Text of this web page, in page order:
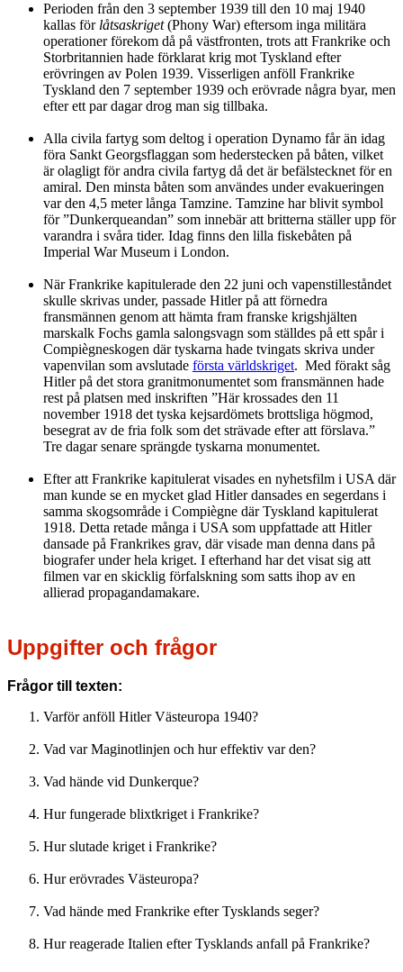
Perioden från den 3 september 1939 till den 10 maj 1940
kallas för låtsaskriget(Phony War) eftersom inga militära
operationer förekom då på västfronten, trots att Frankrike och
Storbritannien hade förklarat krig mot Tyskland efter
erövringen av Polen 1939. Visserligen anföll Frankrike
Tyskland den 7 september 1939 och erövrade några byar, men
efter ett par dagar drog man sig tillbaka.
Alla civila fartyg som deltog i operation Dynamo får än idag
föra Sankt Georgsflaggan som hederstecken på båten, vilket
är olagligt för andra civila fartyg då det är befälstecknet för en
amiral. Den minsta båten som användes under evakueringen
var den 4,5 meter långa Tamzine. Tamzine har blivit symbol
för ”Dunkerqueandan” som innebär att britterna ställer upp för
varandra i svåra tider. Idag finns den lilla fiskebåten på
Imperial War Museum i London.
När Frankrike kapitulerade den 22 juni och vapenstilleståndet
skulle skrivas under, passade Hitler på att förnedra
fransmännen genom att hämta fram franske krigshjälten
marskalk Fochs gamla salongsvagn som ställdes på ett spår i
Compiègneskogen där tyskarna hade tvingats skriva under
vapenvilan som avslutade första världskriget. Med förakt såg
Hitler på det stora granitmonumentet som fransmännen hade
rest på platsen med inskriften ”Här krossades den 11
november 1918 det tyska kejsardömets brottsliga högmod,
besegrat av de fria folk som det strävade efter att förslava.”
Tre dagar senare sprängde tyskarna monumentet.
Efter att Frankrike kapitulerat visades en nyhetsfilm i USA där
man kunde se en mycket glad Hitler dansades en segerdans i
samma skogsområde i Compiègne där Tyskland kapitulerat
1918. Detta retade många i USA som uppfattade att Hitler
dansade på Frankrikes grav, där visade man denna dans på
biografer under hela kriget. I efterhand har det visat sig att
filmen var en skicklig förfalskning som satts ihop av en
allierad propagandamakare.
Uppgifter och frågor
Frågor till texten:
Varför anföll Hitler Västeuropa 1940?
Vad var Maginotlinjen och hur effektiv var den?
Vad hände vid Dunkerque?
Hur fungerade blixtkriget i Frankrike?
Hur slutade kriget i Frankrike?
Hur erövrades Västeuropa?
Vad hände med Frankrike efter Tysklands seger?
Hur reagerade Italien efter Tysklands anfall på Frankrike?